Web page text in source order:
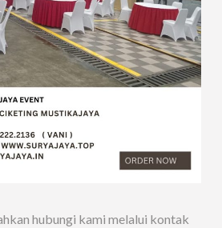
hubungi kami melalui kontak